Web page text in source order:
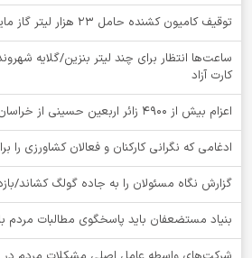
توقيف کامیون کشنده حامل 23 هزار لیتر گاز مایع قاچاق در نهبندان
ساعت‌ها انتظار برای چند لیتر بنزین/گلایه
کارت آزاد
اعزام بیش از 4900 زائر اربعین حسینی از خراسان جنوبی
ادغامی که نگرانی کارکنان و فعالان کشاورزی را
گزارش نگاه مسئولان را به جاده گولگ کشاند/
بنیاد مستضعفان باید پاسخگوی مطالبات مردم